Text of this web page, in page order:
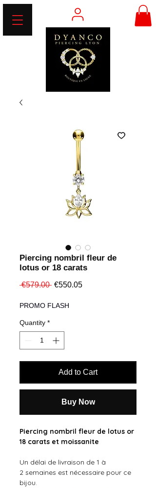
Piercing nombril fleur de
lotus or 18 carats
€579.00 Regular
€550.05Sale
PROMO FLASH
Quantity *
Add to Cart
Buy Now
Piercing nombril fleur de lotus or
18 carats et moissanite
Un délai de livraison de 1 à
2 semaines est nécessaire pour ce
bijou.